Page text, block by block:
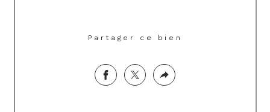
Partager ce bien